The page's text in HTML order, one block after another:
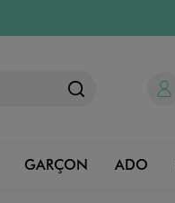
GARÇON ADO